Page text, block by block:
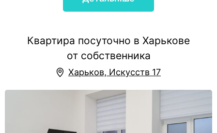
Квартира посуточно в Харькове
от собственника
Харьков, Искусств 17